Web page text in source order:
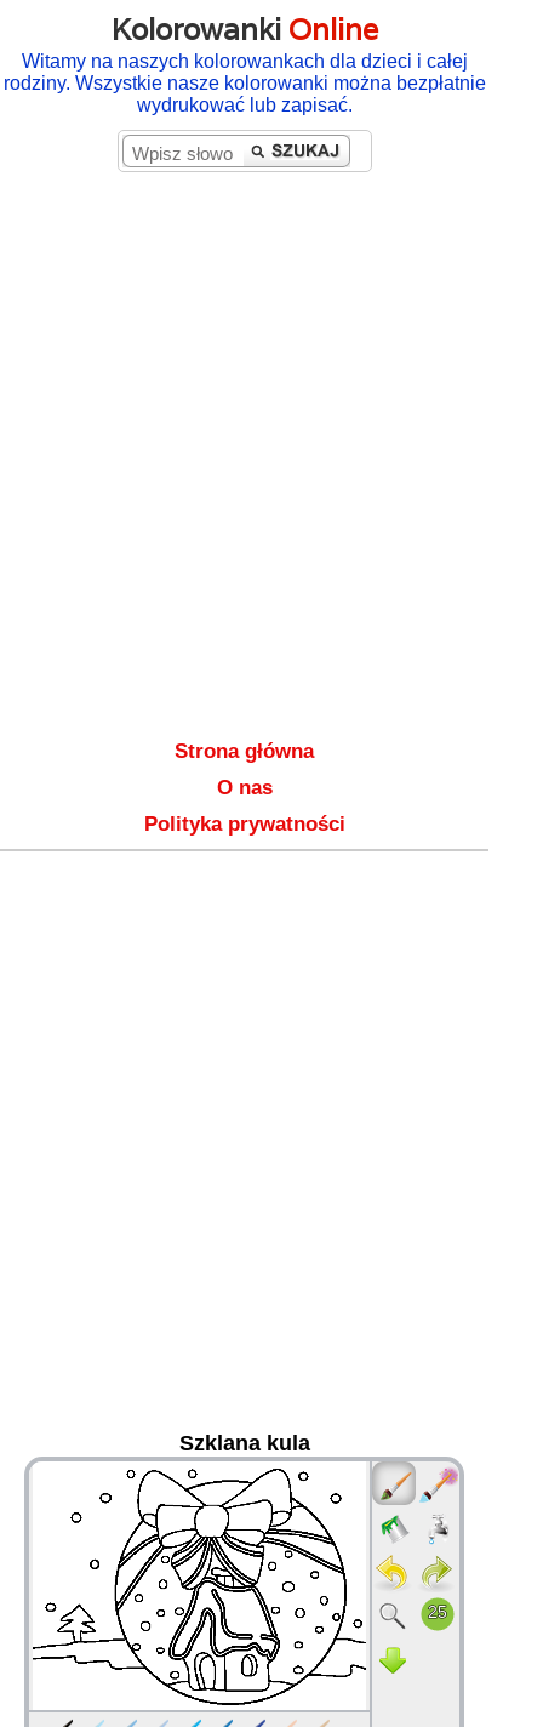
Kolorowanki Online
Witamy na naszych kolorowankach dla dzieci i całej
rodziny. Wszystkie nasze kolorowanki można bezpłatnie
wydrukować lub zapisać.
Strona główna
O nas
Polityka prywatności
Szklana kula